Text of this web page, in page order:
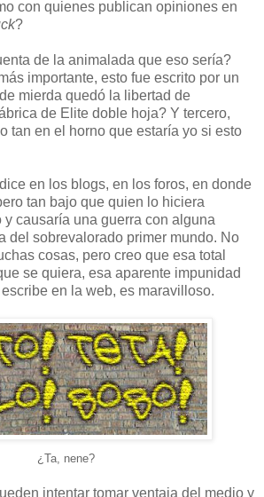
con quienes publican opiniones en
?
de la animalada que eso sería?
importante, esto fue escrito por un
mierda quedó la libertad de
de Elite doble hoja? Y tercero,
tan en el horno que estaría yo si esto
en los blogs, en los foros, en donde
tan bajo que quien lo hiciera
causaría una guerra con alguna
del sobrevalorado primer mundo. No
cosas, pero creo que esa total
se quiera, esa aparente impunidad
en la web, es maravilloso.
¿Ta, nene?
intentar tomar ventaja del medio y